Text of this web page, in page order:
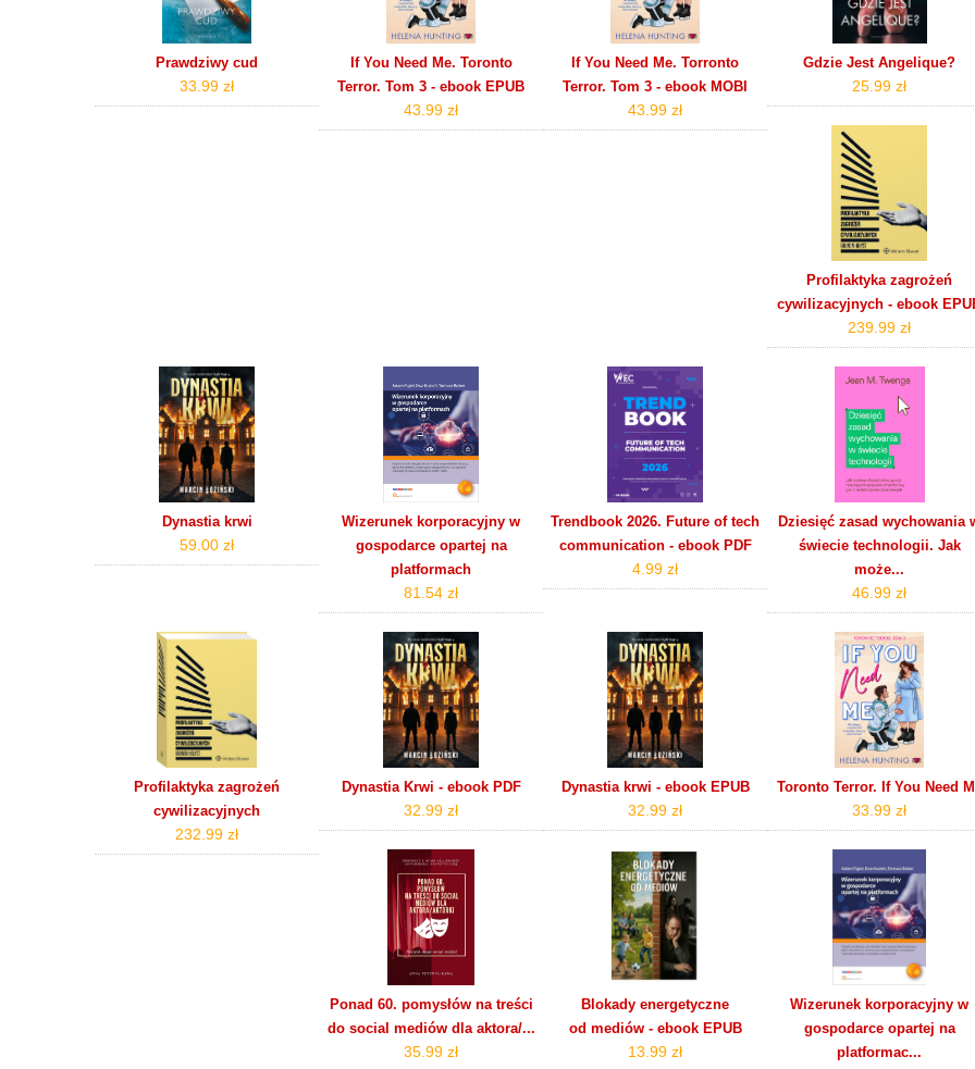
Prawdziwy cud
33.99 zł
If You Need Me. Toronto
Terror. Tom 3 - ebook EPUB
43.99 zł
If You Need Me. Torronto
Terror. Tom 3 - ebook MOBI
43.99 zł
Gdzie Jest Angelique?
25.99 zł
Profilaktyka zagrożeń
cywilizacyjnych - ebook
239.99 zł
Dynastia krwi
59.00 zł
Wizerunek korporacyjny w
gospodarce opartej na
platformach
81.54 zł
Trendbook 2026. Future of tech
communication - ebook PDF
4.99 zł
Dziesięć zasad wychowania
świecie technologii. Jak
może...
46.99 zł
Profilaktyka zagrożeń
cywilizacyjnych
232.99 zł
Dynastia Krwi - ebook PDF
32.99 zł
Dynastia krwi - ebook EPUB
32.99 zł
Toronto Terror. If You Need
33.99 zł
Ponad 60. pomysłów na treści
do social mediów dla aktora/...
35.99 zł
Blokady energetyczne
od mediów - ebook EPUB
13.99 zł
Wizerunek korporacyjny w
gospodarce opartej na
platformac...